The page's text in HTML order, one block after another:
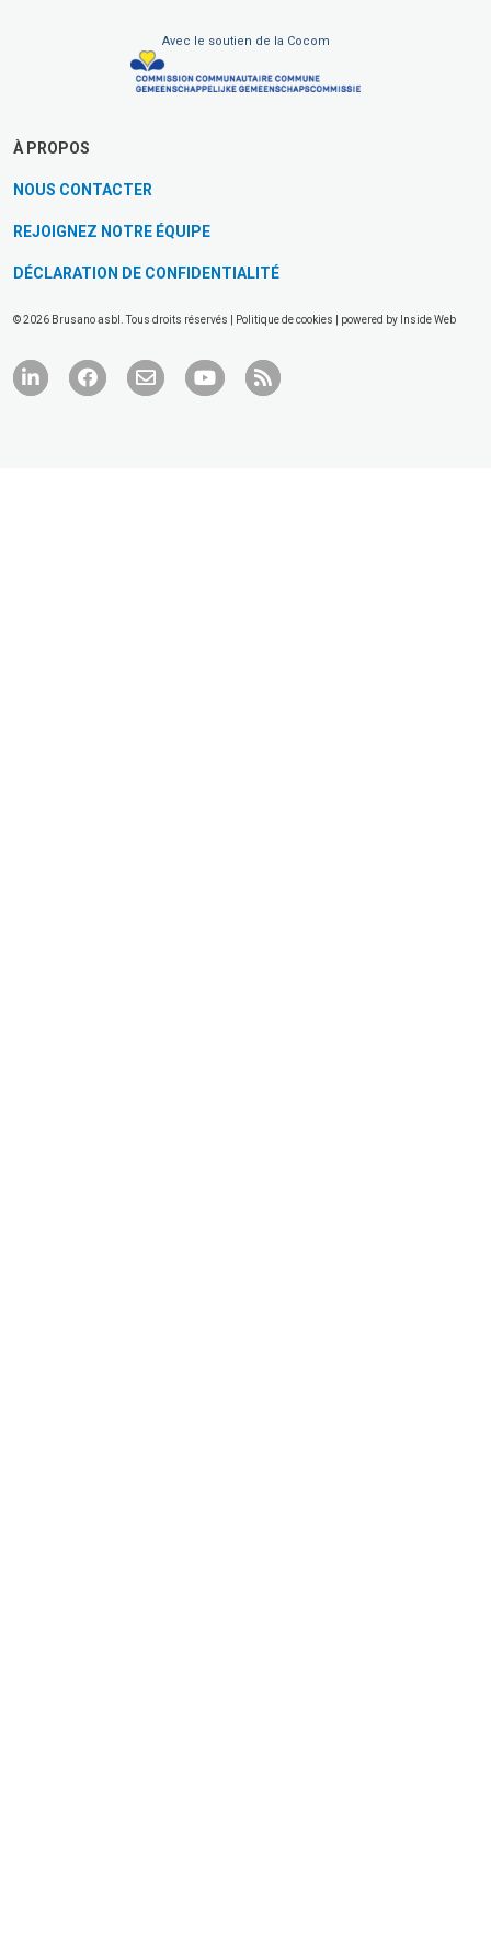
Avec le soutien de la Cocom
À PROPOS
NOUS CONTACTER
REJOIGNEZ NOTRE ÉQUIPE
DÉCLARATION DE CONFIDENTIALITÉ
© 2026 Brusano asbl. Tous droits réservés | Politique de cookies | powered by Inside Web